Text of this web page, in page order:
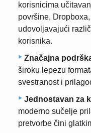
korisnicima
površine,
udovoljavajući
korisnika.
Značajna
široku lepezu
svestranost i
Jednostavan za
moderno sučelje
pretvorbe čini